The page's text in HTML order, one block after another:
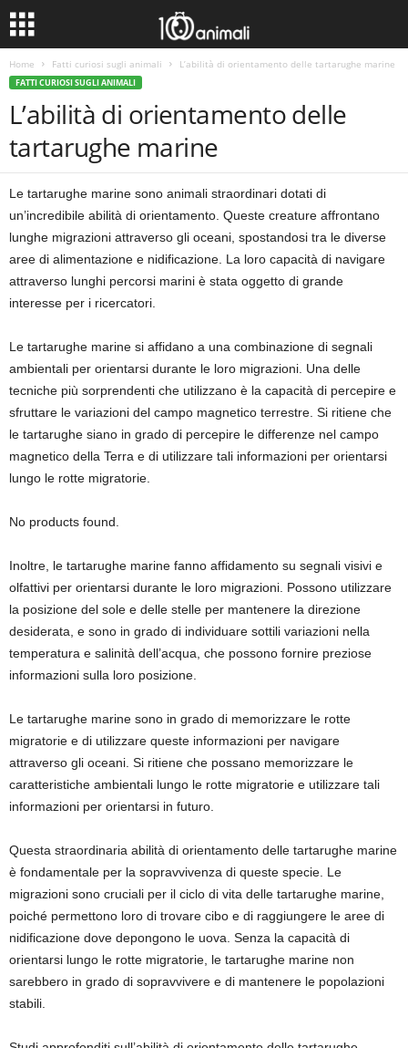
Home Fatti curiosi sugli animali L’abilità di orientamento delle tartarughe marine
FATTI CURIOSI SUGLI ANIMALI
L’abilità di orientamento delle
tartarughe marine
Le tartarughe marine sono animali straordinari dotati di
un’incredibile abilità di orientamento. Queste creature affrontano
lunghe migrazioni attraverso gli oceani, spostandosi tra le diverse
aree di alimentazione e nidificazione. La loro capacità di navigare
attraverso lunghi percorsi marini è stata oggetto di grande
interesse per i ricercatori.
Le tartarughe marine si affidano a una combinazione di segnali
ambientali per orientarsi durante le loro migrazioni. Una delle
tecniche più sorprendenti che utilizzano è la capacità di percepire e
sfruttare le variazioni del campo magnetico terrestre. Si ritiene che
le tartarughe siano in grado di percepire le differenze nel campo
magnetico della Terra e di utilizzare tali informazioni per orientarsi
lungo le rotte migratorie.
No products found.
Inoltre, le tartarughe marine fanno affidamento su segnali visivi e
olfattivi per orientarsi durante le loro migrazioni. Possono utilizzare
la posizione del sole e delle stelle per mantenere la direzione
desiderata, e sono in grado di individuare sottili variazioni nella
temperatura e salinità dell’acqua, che possono fornire preziose
informazioni sulla loro posizione.
Le tartarughe marine sono in grado di memorizzare le rotte
migratorie e di utilizzare queste informazioni per navigare
attraverso gli oceani. Si ritiene che possano memorizzare le
caratteristiche ambientali lungo le rotte migratorie e utilizzare tali
informazioni per orientarsi in futuro.
Questa straordinaria abilità di orientamento delle tartarughe marine
è fondamentale per la sopravvivenza di queste specie. Le
migrazioni sono cruciali per il ciclo di vita delle tartarughe marine,
poiché permettono loro di trovare cibo e di raggiungere le aree di
nidificazione dove depongono le uova. Senza la capacità di
orientarsi lungo le rotte migratorie, le tartarughe marine non
sarebbero in grado di sopravvivere e di mantenere le popolazioni
stabili.